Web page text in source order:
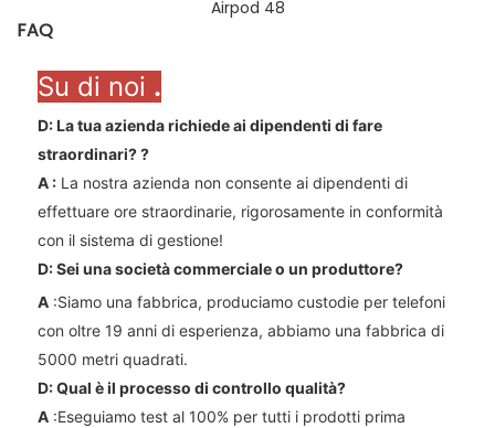
FAQ
Su di noi .
D: La tua azienda richiede ai dipendenti di fare
straordinari??
A : La nostra azienda non consente ai dipendenti di
effettuare ore straordinarie, rigorosamente in conformità
con il sistema di gestione!
D: Sei una società commerciale o un produttore?
A :Siamo una fabbrica, produciamo custodie per telefoni
con oltre 19 anni di esperienza, abbiamo una fabbrica di
5000 metri quadrati.
D: Qual è il processo di controllo qualità?
A :Eseguiamo test al 100% per tutti i prodotti prima